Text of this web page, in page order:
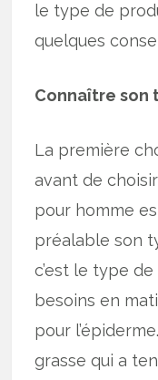
le type de
quelques
Connaître son
La première
avant de
pour homme
préalable son
c’est le type
besoins en
pour
grasse qui a